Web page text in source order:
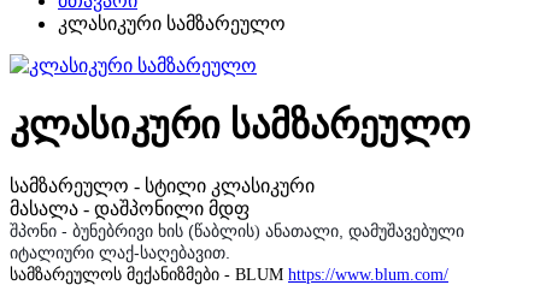
კლასიკური სამზარეულო
კლასიკური სამზარეულო
სამზარეულო - სტილი კლასიკური
მასალა - დაშპონილი მდფ
შპონი - ბუნებრივი ხის (წაბლის) ანათალი დამუშავებული
იტალიური ლაქ-საღებავით
სამზარეულოს მექანიზმები - BLUM https://www.blum.com/